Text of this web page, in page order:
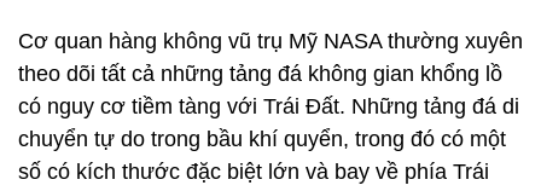
Cơ quan hàng không vũ trụ Mỹ NASA thường xuyên
theo dõi tất cả những tảng đá không gian khổng lồ
có nguy cơ tiềm tàng với Trái Đất. Những tảng đá di
chuyển tự do trong bầu khí quyển, trong đó có một
số có kích thước đặc biệt lớn và bay về phía Trái